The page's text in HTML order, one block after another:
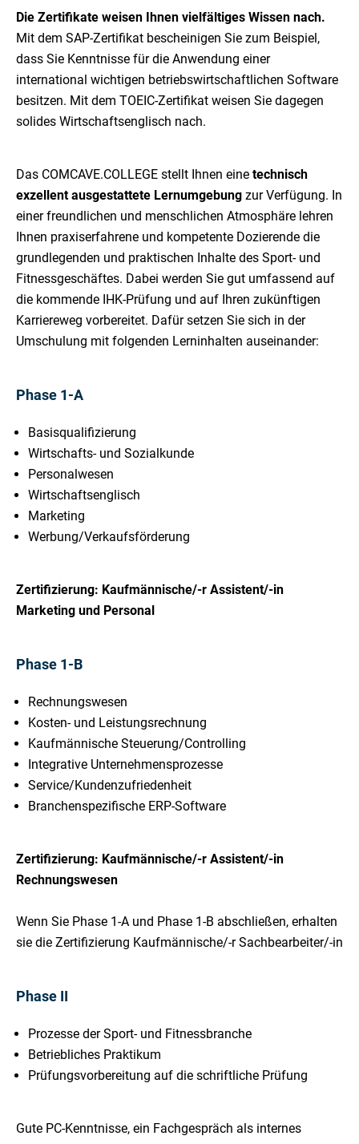
Die Zertifikate weisen Ihnen vielfältiges Wissen nach.
Mit dem SAP-Zertifikat bescheinigen Sie zum Beispiel,
dass Sie Kenntnisse für die Anwendung einer
international wichtigen betriebswirtschaftlichen Software
besitzen. Mit dem TOEIC-Zertifikat weisen Sie dagegen
solides Wirtschaftsenglisch nach.
Das COMCAVE.COLLEGE stellt Ihnen eine technisch
exzellent ausgestattete Lernumgebung zur Verfügung. In
einer freundlichen und menschlichen Atmosphäre lehren
Ihnen praxiserfahrene und kompetente Dozierende die
grundlegenden und praktischen Inhalte des Sport- und
Fitnessgeschäftes. Dabei werden Sie gut umfassend auf
die kommende IHK-Prüfung und auf Ihren zukünftigen
Karriereweg vorbereitet. Dafür setzen Sie sich in der
Umschulung mit folgenden Lerninhalten auseinander:
Phase 1-A
Basisqualifizierung
Wirtschafts- und Sozialkunde
Personalwesen
Wirtschaftsenglisch
Marketing
Werbung/Verkaufsförderung
Zertifizierung: Kaufmännische/-r Assistent/-in
Marketing und Personal
Phase 1-B
Rechnungswesen
Kosten- und Leistungsrechnung
Kaufmännische Steuerung/Controlling
Integrative Unternehmensprozesse
Service/Kundenzufriedenheit
Branchenspezifische ERP-Software
Zertifizierung: Kaufmännische/-r Assistent/-in
Rechnungswesen
Wenn Sie Phase 1-A und Phase 1-B abschließen, erhalten
sie die Zertifizierung Kaufmännische/-r Sachbearbeiter/-in
Phase II
Prozesse der Sport- und Fitnessbranche
Betriebliches Praktikum
Prüfungsvorbereitung auf die schriftliche Prüfung
Gute PC-Kenntnisse, ein Fachgespräch als internes